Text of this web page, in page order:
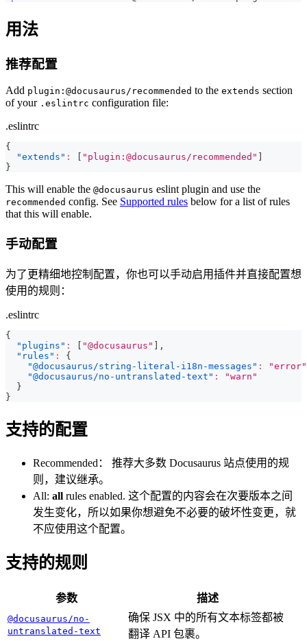
用法
推荐配置
Add plugin:@docusaurus/recommended to the extends section
of your .eslintrc configuration file:
.eslintrc
{
"extends" : "plugin:@docusaurus/recommended"
}
This will enable the @docusaurus eslint plugin and use the
recommended config. See Supported rules below for a list of rules
that this will enable.
手动配置
为了更精细地控制配置，你也可以手动启用插件并直接配置想
使用的规则：
.eslintrc
{
"plugins" : "@docusaurus"
,
"rules" :
{
"@docusaurus/string-literal-i18n-messages" :
"error"
"@docusaurus/no-untranslated-text" :
"warn"
}
}
支持的配置
Recommended： 推荐大多数 Docusaurus 站点使用的规
则，建议继承。
All: all rules enabled. 这个配置的内容会在次要版本之间
发生变化，所以如果你想避免不必要的破坏性变更，就
不应使用这个配置。
支持的规则
参数 描述
@docusaurus/no-
untranslated-text
确保 JSX 中的所有文本标签都被
翻译 API 包裹。